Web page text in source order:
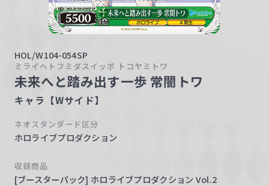
HOL/W104-054SP
ミライヘトフミダスイッポ トコヤミトワ
未来へと踏み出す一歩 常闇トワ
キャラ【Wサイド】
ネオスタンダード区分
ホロライブプロダクション
収録商品
[ブースターパック] ホロライブプロダクション Vol.2